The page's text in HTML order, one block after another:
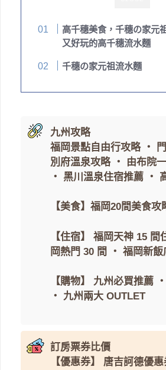
高千穗美食，千穗の家元
又好玩的高千穗流水麵
千穗の家元祖流水麵
九州攻略
福岡景點自由行攻略・
別府溫泉攻略・
由布院
・ 黑川溫泉住宿推薦 ・
【美食】 福岡20間美食攻
【住宿】 福岡天神 15 間
岡熱門 30 間
・ 福岡新飯
【購物】 九州必買推薦 ・
・ 九州兩大 OUTLET
訂房票券比價
【優惠券】
唐吉訶德優惠